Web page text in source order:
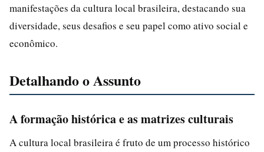
manifestações da cultura local brasileira, destacando sua
diversidade, seus desafios e seu papel como ativo social e
econômico.
Detalhando o Assunto
A formação histórica e as matrizes culturais
A cultura local brasileira é fruto de um processo histórico